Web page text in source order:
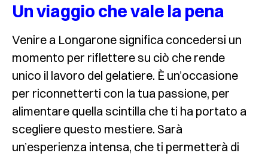
Un viaggio che vale la pena
Venire a Longarone significa concedersi un
momento per riflettere su ciò che rende
unico il lavoro del gelatiere. È un’occasione
per riconnetterti con la tua passione, per
alimentare quella scintilla che ti ha portato a
scegliere questo mestiere. Sarà
un’esperienza intensa, che ti permetterà di